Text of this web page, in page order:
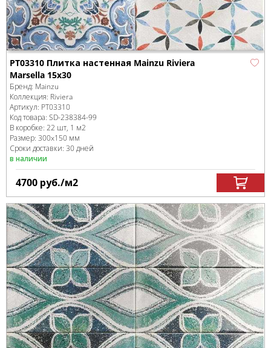
PT03310 Плитка настенная Mainzu Riviera
Marsella 15x30
Бренд: Mainzu
Коллекция: Riviera
Артикул: PT03310
Код товара: SD-238384-99
В коробке: 22 шт, 1 м2
Размер: 300x150 мм
Сроки доставки: 30 дней
в наличии
4700 руб./м2